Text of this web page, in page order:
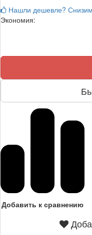
Нашли дешевле?
Экономия:
Добавить к сравнению